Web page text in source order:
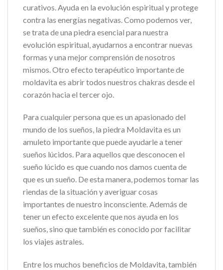
curativos. Ayuda en la evolución espiritual y protege
contra las energías negativas. Como podemos ver,
se trata de una piedra esencial para nuestra
evolución espiritual, ayudarnos a encontrar nuevas
formas y una mejor comprensión de nosotros
mismos. Otro efecto terapéutico importante de
moldavita es abrir todos nuestros chakras desde el
corazón hacia el tercer ojo.
Para cualquier persona que es un apasionado del
mundo de los sueños, la piedra Moldavita es un
amuleto importante que puede ayudarle a tener
sueños lúcidos. Para aquellos que desconocen el
sueño lúcido es que cuando nos damos cuenta de
que es un sueño. De esta manera, podemos tomar las
riendas de la situación y averiguar cosas
importantes de nuestro inconsciente. Además de
tener un efecto excelente que nos ayuda en los
sueños, sino que también es conocido por facilitar
los viajes astrales.
Entre los muchos beneficios de Moldavita, también